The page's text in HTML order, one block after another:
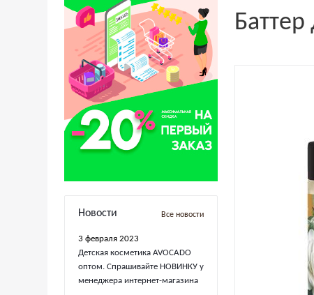
Новости Все новости
3 февраля 2023
Детская косметика AVOCADO
оптом. Спрашивайте НОВИНКУ у
менеджера интернет-магазина
Баттер